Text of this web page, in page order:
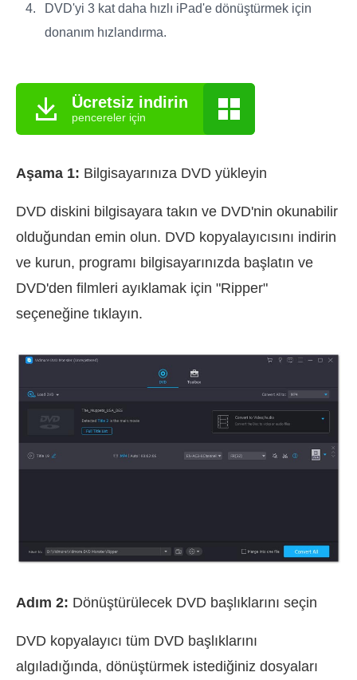
DVD'yi 3 kat daha hızlı iPad'e dönüştürmek için
donanım hızlandırma.
Ücretsiz indirin
pencereler için
Aşama 1: Bilgisayarınıza DVD yükleyin
DVD diskini bilgisayara takın ve DVD'nin okunabilir
olduğundan emin olun. DVD kopyalayıcısını indirin
ve kurun, programı bilgisayarınızda başlatın ve
DVD'den filmleri ayıklamak için "Ripper"
seçeneğine tıklayın.
Adım 2: Dönüştürülecek DVD başlıklarını seçin
DVD kopyalayıcı tüm DVD başlıklarını
algıladığında, dönüştürmek istediğiniz dosyaları